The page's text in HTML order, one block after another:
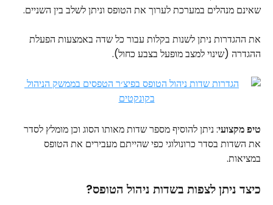
שאינם מנהלים במערכת לערוך את הטופס וניתן לשלב בין השניים.
את ההגדרות ניתן לשנות בקלות עבור כל שדה באמצעות הפעלת
ההגדרה (שינוי למצב מופעל בצבע כחול).
טיפמקצועי: ניתן להוסיף מספר שדות מאותו הסוג וכן מומלץ לסדר
את השדות בסדר כרונולוגי כפי שהייתם מעבירים את הטופס
במציאות.
כיצד ניתן לצפות בשדות ניהול הטופס?